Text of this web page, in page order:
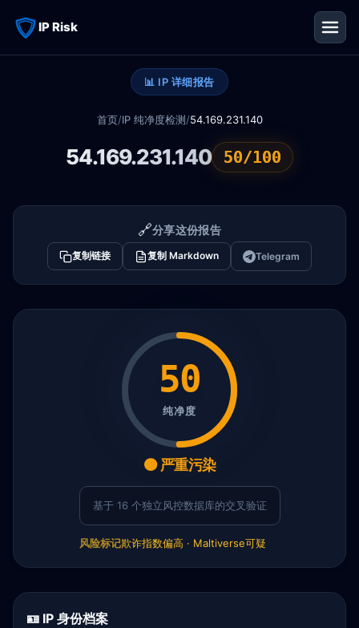
IP Risk
📊 IP 详细报告
首页/IP 纯净度检测/54.169.231.140
54.169.231.140 50/100
🔗分享这份报告
复制链接 复制 Markdown Telegram
50
纯净度
🟠 严重污染
基于 16 个独立风控数据库的交叉验证
风险标记欺诈指数偏高 · Maltiverse可疑
🪪 IP 身份档案